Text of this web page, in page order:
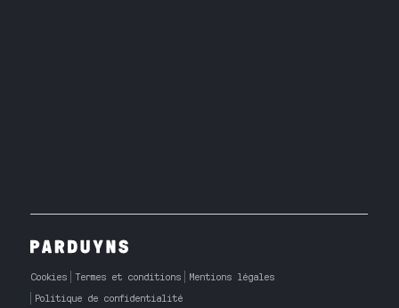
Cookies Termes et conditions
Mentions légales
Politique de confidentialité